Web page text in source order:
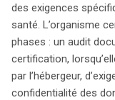
des exigences
santé. L’organisme
phases : un audit
certification,
par l’hébergeur,
confidentialité des